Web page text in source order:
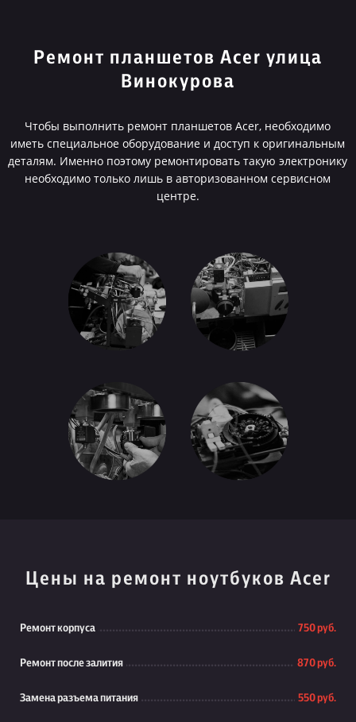
Ремонт планшетов Acer улица
Винокурова
Чтобы выполнить ремонт планшетов Acer, необходимо
иметь специальное оборудование и доступ к оригинальным
деталям. Именно поэтому ремонтировать такую электронику
необходимо только лишь в авторизованном сервисном
центре.
Цены на ремонт ноутбуков Acer
Ремонт корпуса 750 руб.
Ремонт после залития 870 руб.
Замена разъема питания 550 руб.